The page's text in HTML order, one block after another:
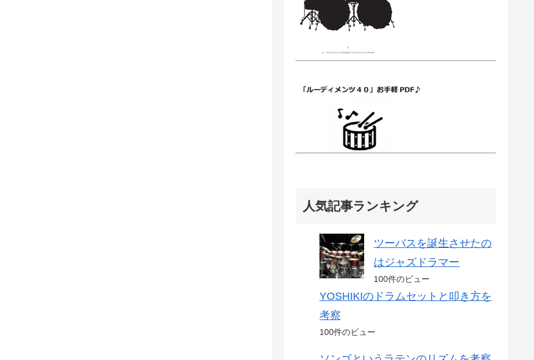
人気記事ランキング
ツーバスを誕生させたの
はジャズドラマー
100件のビュー
YOSHIKIのドラムセットと叩き方を
考察
100件のビュー